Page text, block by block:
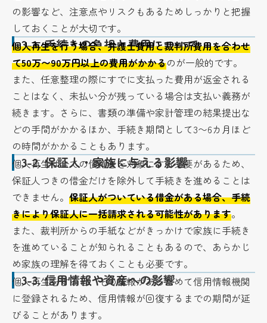
の影響など、注意点やリスクもあるためしっかりと把握
しておくことが大切です。
3-1.手続きの負担と費用について
個人再生を行う場合、弁護士費用と裁判所費用を合わせ
て50万〜90万円以上の費用がかかるのが一般的です。
また、任意整理の際にすでに支払った費用が返金される
ことはなく、未払い分が残っている場合は支払い義務が
続きます。さらに、書類の準備や家計管理の結果提出な
どの手間がかかるほか、手続き期間として3〜6カ月ほど
の時間がかかることもあります。
3-2.保証人・家族に与える影響
個人再生は全ての債権者を対象にする必要があるため、
保証人つきの借金だけを除外して手続きを進めることは
できません。保証人がついている借金がある場合、手続
きにより保証人に一括請求される可能性があります。
また、裁判所からの手紙などがきっかけで家族に手続き
を進めていることが知られることもあるので、あらかじ
め家族の理解を得ておくことも必要です。
3-3.信用情報や資産への影響
個人再生をすると、その情報があらためて信用情報機関
に登録されるため、信用情報が回復するまでの期間が延
びることがあります。